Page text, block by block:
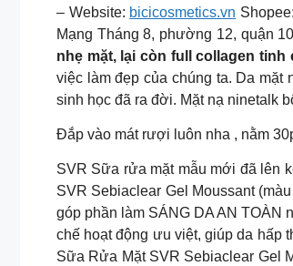
– Website: bicicosmetics.vn
Mạng Tháng 8, phường 12, quận
nhẹ mặt, lại còn full collagen tinh
việc làm đẹp của chúng ta. Da
sinh học đã ra đời. Mặt nạ ninetalk
Đắp vào mát rượi luôn nha , nằm
SVR Sữa rửa mặt mẫu mới đã lên
SVR Sebiaclear Gel Moussant
góp phần làm SÁNG DA AN TOÀN
chế hoạt động ưu việt, giúp da hấp
Sữa Rửa Mặt SVR Sebiaclear Gel